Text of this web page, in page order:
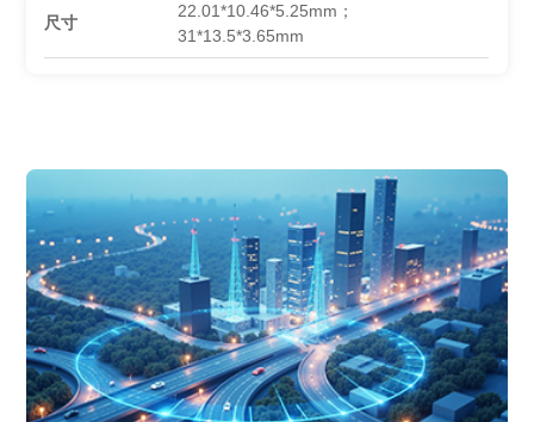
尺寸
22.01*10.46*5.25mm；
31*13.5*3.65mm